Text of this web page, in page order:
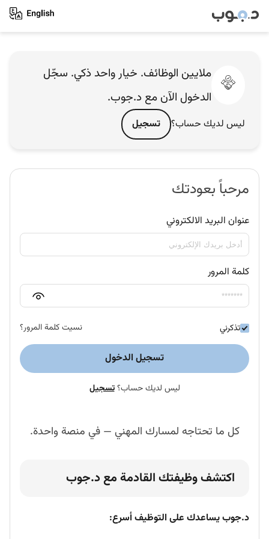
ملايين الوظائف. خيار واحد ذكي. سجّل
الدخول الآن مع د.جوب.
ليس لديك حساب؟ تسجيل
اكتشف وظيفتك القادمة مع د.جوب
د.جوب يساعدك على التوظيف أسرع:
مرحباً بعودتك
عنوان البريد الالكتروني
كلمة المرور
تذكرني نسيت كلمة المرور؟
تسجيل الدخول
ليس لديك حساب؟تسجيل
كل ما تحتاجه لمسارك المهني — في منصة واحدة.